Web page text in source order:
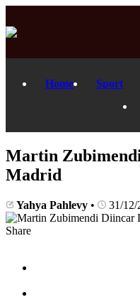
Home Sport
Martin
Madrid
Yahya Pahlevy • 31/12/
Share